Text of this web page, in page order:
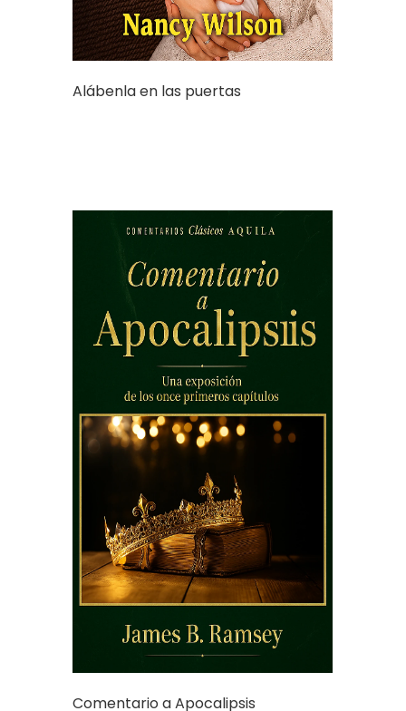
Alábenla en las puertas
Comentario a Apocalipsis